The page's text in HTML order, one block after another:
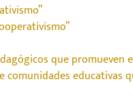
que
educativas